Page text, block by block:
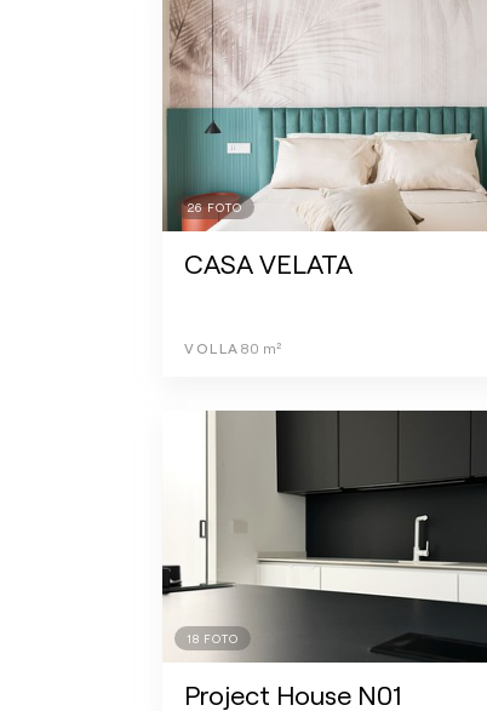
26FOTO
CASA VELATA
VOLLA 80 m²
18 FOTO
Project House N01